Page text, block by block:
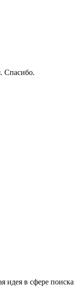
Спасибо.
идея в сфере поиска